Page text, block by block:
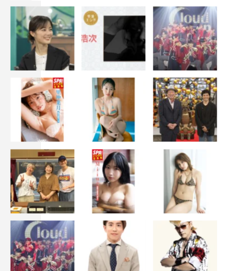
約束。自分たちになんの相談もなく交渉材料に使われたこ
とに不満を示す右京だったが、早速彼女をともない、捜査
を開始する。
その矢先、ビルの壁面をボルダリングのようによじ登って
亡。組織犯罪対策5課・角田六郎課長（山西惇）の調べ
で、その男・万津幸矢（櫻井圭佑）が広域指定暴力団『扶
桑武蔵桜』の組員相手に「俺が白バイ警官を撃った」とう
そぶいていたことが分かる。
は、パソコンの中に「ネオ・ジパング」という謎の“仮想
国家”を発見し、幸矢の恋人・朱音静（日南響子）に相
談。
やがて事件は、IT長者・加西周明（石丸幹二）を“建国の
よらぬ方向へと展開していく。
©テレビ朝日